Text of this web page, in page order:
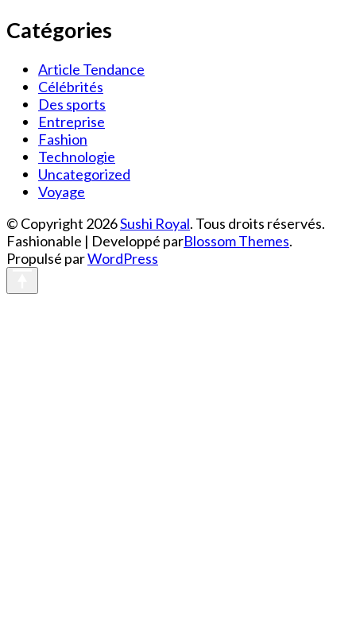
Catégories
Article Tendance
Célébrités
Des sports
Entreprise
Fashion
Technologie
Uncategorized
Voyage
© Copyright 2026Sushi Royal. Tous droits réservés.
Fashionable | Developpé parBlossom Themes.
Propulsé parWordPress